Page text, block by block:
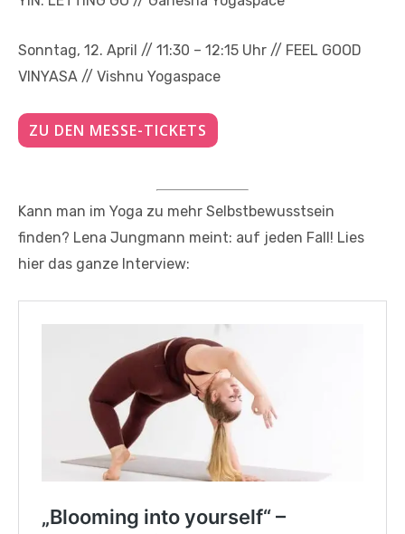
Sonntag, 12. April // 11:30 – 12:15 Uhr // FEEL GOOD
VINYASA // Vishnu Yogaspace
ZU DEN MESSE-TICKETS
Kann man im Yoga zu mehr Selbstbewusstsein
finden? Lena Jungmann meint: auf jeden Fall! Lies
hier das ganze Interview: